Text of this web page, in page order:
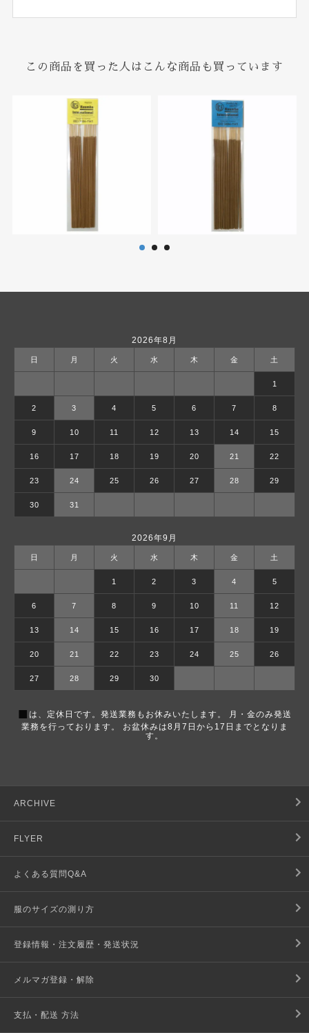
この商品を買った人はこんな商品も買っています
2026年8月
日 月 火 水 木 金 土
1
2 3 4 5 6 7 8
9 10 11 12 13 14 15
16 17 18 19 20 21 22
23 24 25 26 27 28 29
30 31
2026年9月
日 月 火 水 木 金 土
1 2 3 4 5
6 7 8 9 10 11 12
13 14 15 16 17 18 19
20 21 22 23 24 25 26
27 28 29 30
■ は、定休日です。発送業務もお休みいたします。 月・金のみ発送
業務を行っております。 お盆休みは8月7日から17日までとなりま
す。
ARCHIVE
FLYER
よくある質問Q&A
服のサイズの測り方
登録情報・注文履歴・発送状況
メルマガ登録・解除
支払・配送 方法